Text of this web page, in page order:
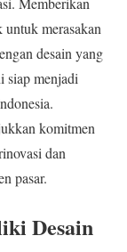
untuk merasakan
desain yang
siap menjadi
komitmen
dan
pasar.
Desain